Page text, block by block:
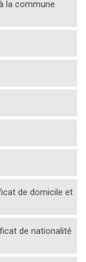
la commune
de domicile et
de nationalité